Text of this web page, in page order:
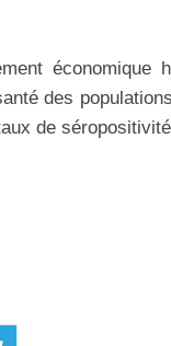
économique
des
de